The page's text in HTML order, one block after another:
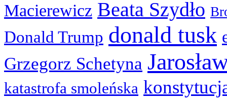
Macierewicz Beata Szydło
Donald Trump donald tusk
Grzegorz Schetyna
katastrofa smoleńska